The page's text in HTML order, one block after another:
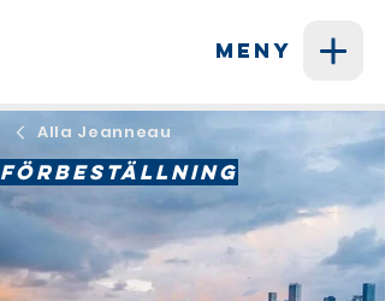
MENY
ㅤFÖRBESTÄLLNINGㅤ
Alla Jeanneau